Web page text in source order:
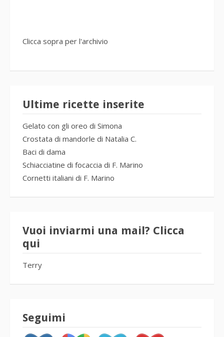
Clicca sopra per l'archivio
Ultime ricette inserite
Gelato con gli oreo di Simona
Crostata di mandorle di Natalia C.
Baci di dama
Schiacciatine di focaccia di F. Marino
Cornetti italiani di F. Marino
Vuoi inviarmi una mail? Clicca
qui
Terry
Seguimi